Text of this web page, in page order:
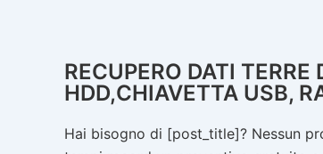
RECUPERO DATI
HDD,CHIAVETTA USB,
Hai bisogno di [post_title]? Nessun